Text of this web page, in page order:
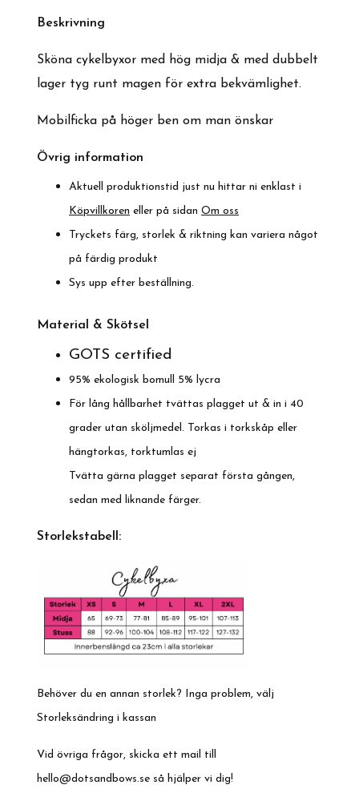
Beskrivning
Sköna cykelbyxor med hög midja & med dubbelt
lager tyg runt magen för extra bekvämlighet.
Mobilficka på höger ben om man önskar
Övrig information
Aktuell produktionstid just nu hittar ni enklast i
Köpvillkoren eller på sidan Om oss
Tryckets färg, storlek & riktning kan variera något
på färdig produkt
Sys upp efter beställning.
Material & Skötsel
GOTS certified
95% ekologisk bomull 5% lycra
För lång hållbarhet tvättas plagget ut & in i 40
grader utan sköljmedel. Torkas i torkskåp eller
hängtorkas, torktumlas ej
Tvätta gärna plagget separat första gången,
sedan med liknande färger.
Storlekstabell:
Behöver du en annan storlek? Inga problem, välj
Storleksändring i kassan
Vid övriga frågor, skicka ett mail till
hello@dotsandbows.se så hjälper vi dig!